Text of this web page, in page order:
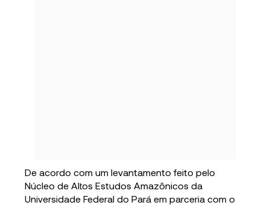
De acordo com um levantamento feito pelo
Núcleo de Altos Estudos Amazônicos da
Universidade Federal do Pará em parceria com o